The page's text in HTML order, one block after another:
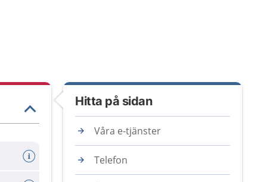
Hitta på sidan
Våra e-tjänster
Telefon